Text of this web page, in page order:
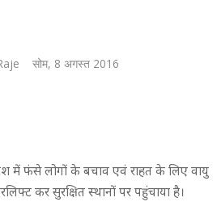
सोम, 8 अगस्त 2016
में फंसे लोगों के बचाव एवं राहत के लिए वायु
कर सुरक्षित स्थानों पर पहुंचाया है।